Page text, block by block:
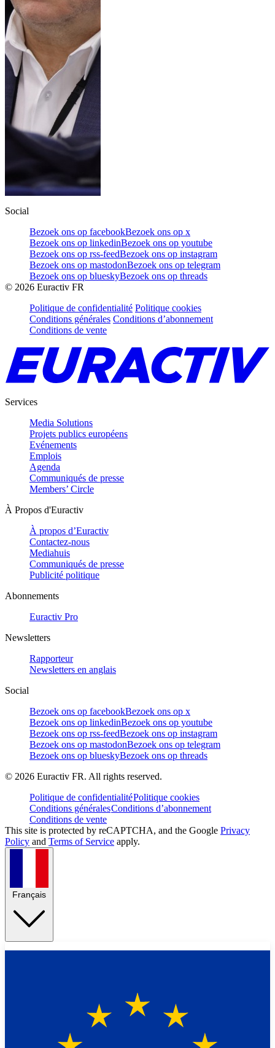
Social
Bezoek ons op facebookBezoek ons op x
Bezoek ons op linkedinBezoek ons op youtube
Bezoek ons op rss-feedBezoek ons op instagram
Bezoek ons op mastodonBezoek ons op telegram
Bezoek ons op blueskyBezoek ons op threads
© 2026 Euractiv FR
Politique de confidentialité Politique cookies
Conditions générales Conditions d’abonnement
Conditions de vente
Services
Media Solutions
Projets publics européens
Evénements
Emplois
Agenda
Communiqués de presse
Members’ Circle
À Propos d'Euractiv
À propos d’Euractiv
Contactez-nous
Mediahuis
Communiqués de presse
Publicité politique
Abonnements
Euractiv Pro
Newsletters
Rapporteur
Newsletters en anglais
Social
Bezoek ons op facebookBezoek ons op x
Bezoek ons op linkedinBezoek ons op youtube
Bezoek ons op rss-feedBezoek ons op instagram
Bezoek ons op mastodonBezoek ons op telegram
Bezoek ons op blueskyBezoek ons op threads
© 2026 Euractiv FR. All rights reserved.
Politique de confidentialitéPolitique cookies
Conditions généralesConditions d’abonnement
Conditions de vente
This site is protected by reCAPTCHA, and the Google Privacy
Policy and Terms of Service apply.
Français